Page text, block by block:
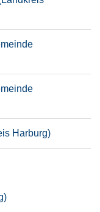
Harburg)